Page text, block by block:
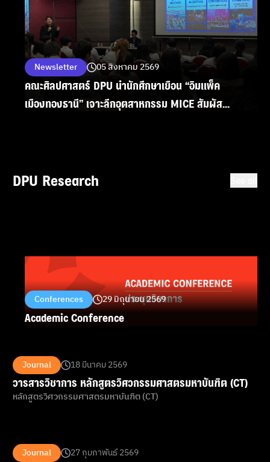
Newsletter 05 สิงหาคม 2569
คณะศิลปศาสตร์ DPU นำนักศึกษาเยือน “อิมแพ็ค
เมืองทองธานี” เจาะลึกอุตสาหกรรม MICE สัมผัส
DPU Research
Conferences 29 มิถุนายน 2569
Academic Conference
Journal 18 มีนาคม 2569
วารสารวิชาการ หลักสูตรวิศวกรรมศาสตรมหาบันฑิต (CT)
หลักสูตรวิศวกรรมศาสตรมหาบันฑิต (CT)
Journal 27 กุมภาพันธ์ 2569